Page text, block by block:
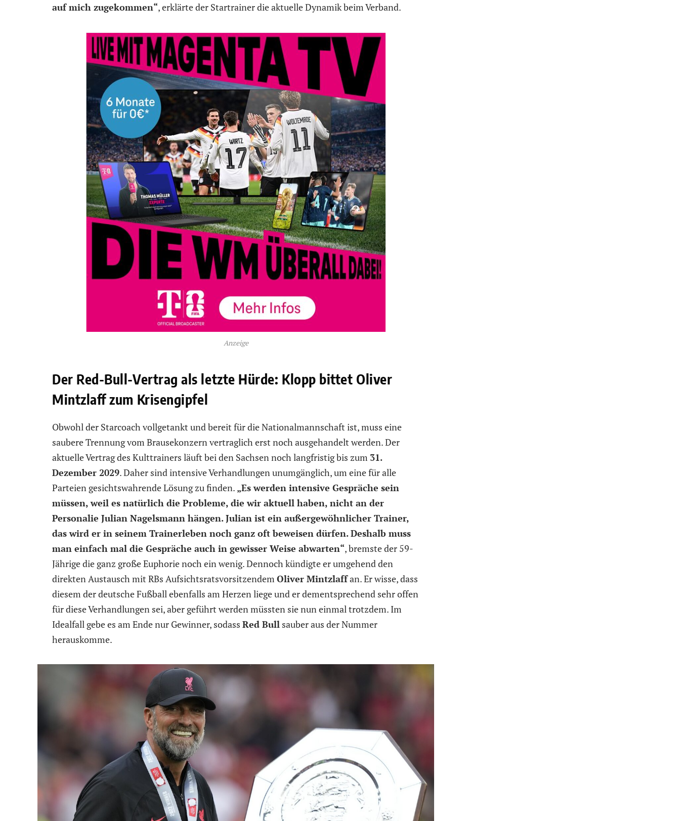
auf mich zugekommen“, erklärte der Startrainer die aktuelle Dynamik beim Verband.
Anzeige
Der Red-Bull-Vertrag als letzte Hürde: Klopp bittet Oliver
Mintzlaff zum Krisengipfel
Obwohl der Starcoach vollgetankt und bereit für die Nationalmannschaft ist, muss eine
saubere Trennung vom Brausekonzern vertraglich erst noch ausgehandelt werden. Der
aktuelle Vertrag des Kulttrainers läuft bei den Sachsen noch langfristig bis zum 31.
Dezember 2029. Daher sind intensive Verhandlungen unumgänglich, um eine für alle
Parteien gesichtswahrende Lösung zu finden. „Es werden intensive Gespräche sein
müssen, weil es natürlich die Probleme, die wir aktuell haben, nicht an der
Personalie Julian Nagelsmann hängen. Julian ist ein außergewöhnlicher Trainer,
das wird er in seinem Trainerleben noch ganz oft beweisen dürfen. Deshalb muss
man einfach mal die Gespräche auch in gewisser Weise abwarten“, bremste der 59-
Jährige die ganz große Euphorie noch ein wenig. Dennoch kündigte er umgehend den
direkten Austausch mit RBs Aufsichtsratsvorsitzendem Oliver Mintzlaffan. Er wisse, dass
diesem der deutsche Fußball ebenfalls am Herzen liege und er dementsprechend sehr offen
für diese Verhandlungen sei, aber geführt werden müssten sie nun einmal trotzdem. Im
Idealfall gebe es am Ende nur Gewinner, sodass Red Bull sauber aus der Nummer
herauskomme.